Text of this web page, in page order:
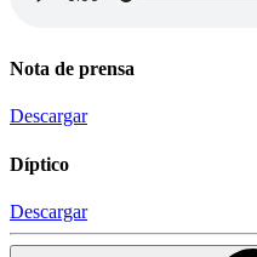
Nota de prensa
Descargar
Díptico
Descargar